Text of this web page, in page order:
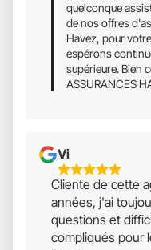
quelconque
de nos offres
Havez, pour
espérons
supérieure. Bien
ASSURANCES
Vi
5
Étoiles
Sur
5
Cliente de cette
années, j'ai
questions et
compliqués pour